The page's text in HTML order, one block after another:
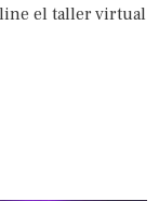
el taller virtual